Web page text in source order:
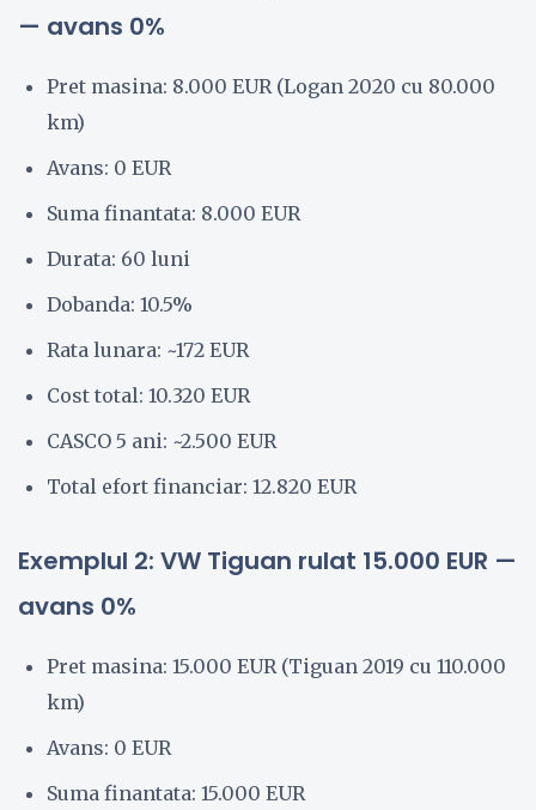
— avans 0%
Pret masina: 8.000 EUR (Logan 2020 cu 80.000
km)
Avans: 0 EUR
Suma finantata: 8.000 EUR
Durata: 60 luni
Dobanda: 10.5%
Rata lunara: ~172 EUR
Cost total: 10.320 EUR
CASCO 5 ani: ~2.500 EUR
Total efort financiar: 12.820 EUR
Exemplul 2: VW Tiguan rulat 15.000 EUR —
avans 0%
Pret masina: 15.000 EUR (Tiguan 2019 cu 110.000
km)
Avans: 0 EUR
Suma finantata: 15.000 EUR